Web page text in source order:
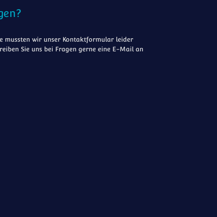
mussten wir unser Kontaktformular leider
Sie uns bei Fragen gerne eine E-Mail an